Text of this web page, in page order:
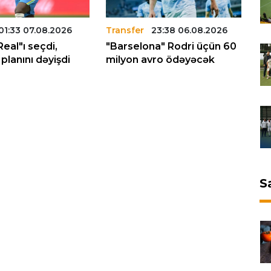
07.08.2026
seçdi,
dəyişdi
Transfer 23:38 06.08.2026
"Barselona" Rodri üçün 60
milyon avro ödəyəcək